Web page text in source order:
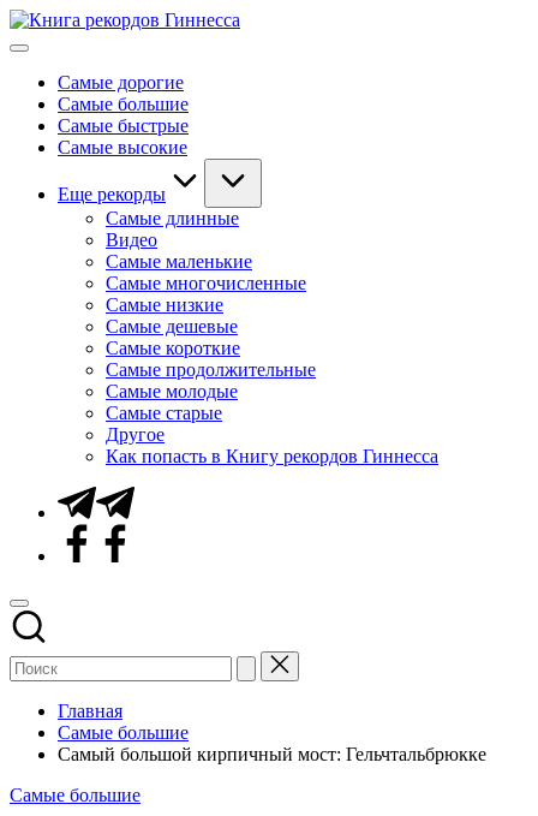
Перейти
к
Мировые
ГиннессаСамые дорогие
Самые большие
Самые быстрые
Самые высокие
Еще рекорды
Самые длинные
Видео
Самые маленькие
Самые многочисленные
Самые низкие
Самые дешевые
Самые короткие
Самые продолжительные
Самые молодые
Самые старые
Другое
Как попасть в Книгу рекордов Гиннесса
Telegram
Facebook
Главная
Самые большие
Самый большой кирпичный мост: Гельчтальбрюкке
Опубликовано
Самые большие